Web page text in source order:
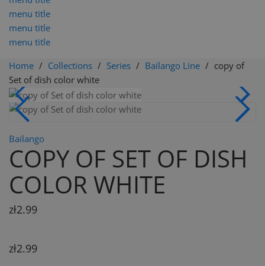
menu title
menu title
menu title
Home Collections Series Bailango Line
copy of
Set of dish color white
Bailango
COPY OF SET OF DISH
COLOR WHITE
zł2.99
zł2.99